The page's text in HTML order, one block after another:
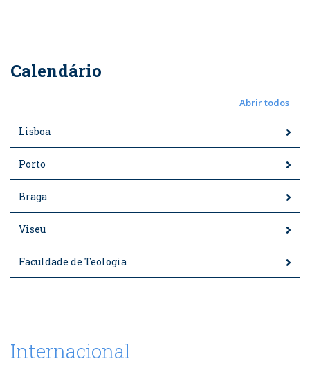
Calendário
Abrir todos
Lisboa
Porto
Braga
Viseu
Faculdade de Teologia
Internacional